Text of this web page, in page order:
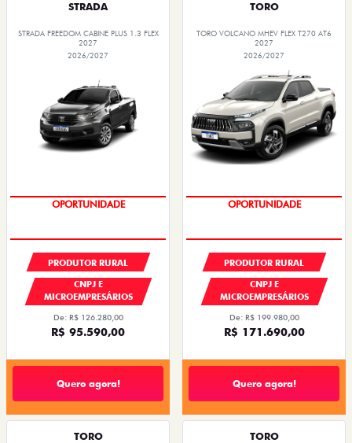
STRADA
STRADA FREEDOM CABINE PLUS 1.3 FLEX
2027
2026/2027
GRANDE CHANCE FIAT
PRODUTOR RURAL
CNPJ E
MICROEMPRESÁRIOS
De: R$ 126.280,00
R$ 95.590,00
Quero agora!
TORO
TORO VOLCANO MHEV FLEX T270 AT6
2027
2026/2027
GRANDE CHANCE FIAT
PRODUTOR RURAL
CNPJ E
MICROEMPRESÁRIOS
De: R$ 199.980,00
R$ 171.690,00
Quero agora!
TORO TORO